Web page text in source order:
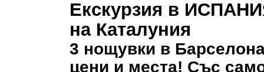
Екскурзия в
на Каталуния
3 нощувки в
цени и места! Със